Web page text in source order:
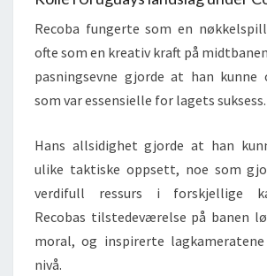
Recoba fungerte som en
ofte som en kreativ kraft på
pasningsevne gjorde at han kunne
som var essensielle for lagets suksess.
Hans allsidighet gjorde at han
ulike taktiske oppsett, noe som
verdifull ressurs i forskjellige
Recobas tilstedeværelse på banen
moral, og inspirerte
nivå.